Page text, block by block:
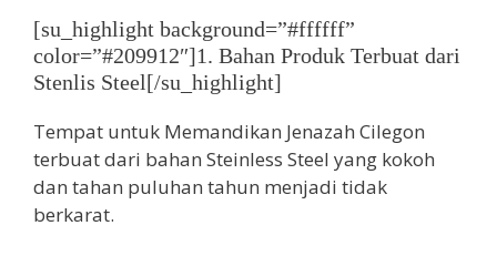
[su_highlight background=”#ffffff”
color=”#209912″]1. Bahan Produk Terbuat dari
Stenlis Steel[/su_highlight]
Tempat untuk Memandikan Jenazah Cilegon
terbuat dari bahan Steinless Steel yang kokoh
dan tahan puluhan tahun menjadi tidak
berkarat.